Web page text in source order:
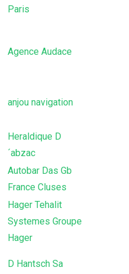
Paris
Agence Audace
anjou navigation
Heraldique D
´abzac
Autobar Das Gb
France Cluses
Hager Tehalit
Systemes Groupe
Hager
D Hantsch Sa